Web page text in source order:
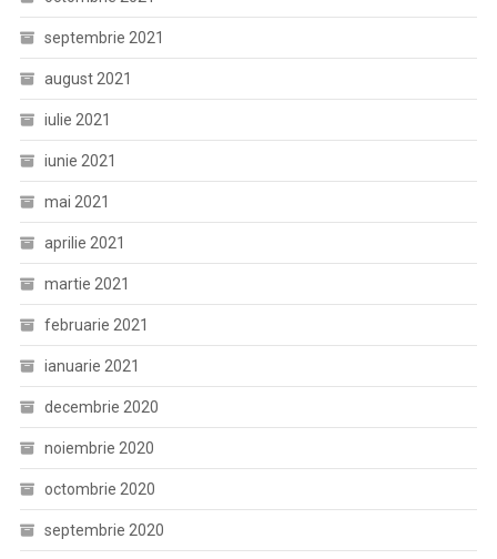
septembrie 2021
august 2021
iulie 2021
iunie 2021
mai 2021
aprilie 2021
martie 2021
februarie 2021
ianuarie 2021
decembrie 2020
noiembrie 2020
octombrie 2020
septembrie 2020